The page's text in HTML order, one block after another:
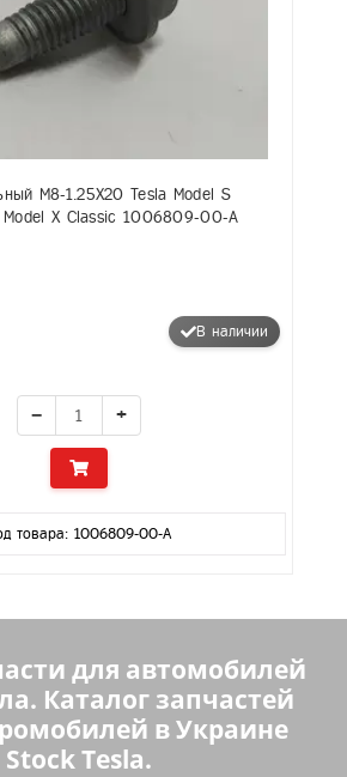
M8-1.25X20 Tesla Model S
X Classic 1006809-00-A
В наличии
− +
товара: 1006809-00-A
для автомобилей
Каталог запчастей
в Украине
Stock Tesla.